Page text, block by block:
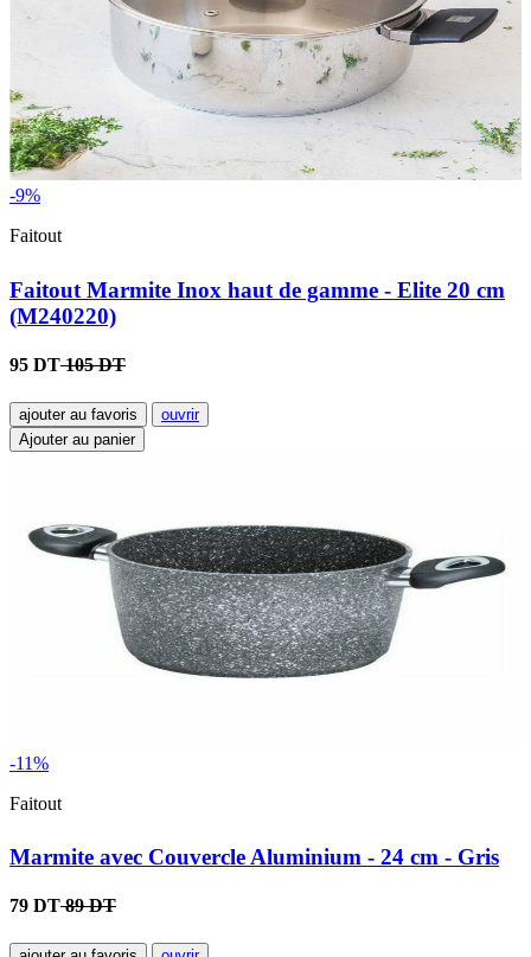
-9%
Faitout
Faitout Marmite Inox haut de gamme - Elite 20 cm
(M240220)
95 DT105 DT
ajouter au favoris
ouvrir
Ajouter au panier
-11%
Faitout
Marmite avec Couvercle Aluminium - 24 cm - Gris
79 DT89 DT